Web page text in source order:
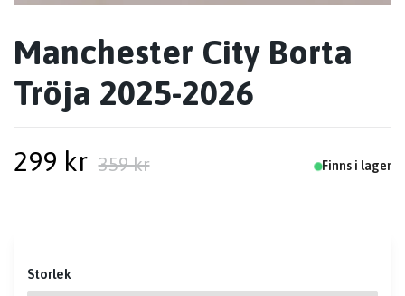
Manchester City Borta
Tröja 2025-2026
299 kr 359 kr Finns i lager
Storlek